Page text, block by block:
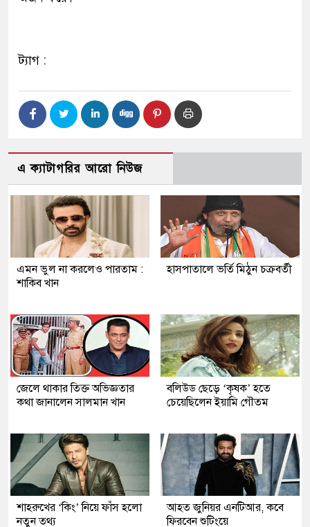
ট্যাগ :
এ ক্যাটাগরির আরো নিউজ
এমন ভুল না করলেও পারতাম :
শাকিব খান
হাসপাতালে ভর্তি মিঠুন চক্রবর্তী
জেলে থাকার তিক্ত অভিজ্ঞতার
কথা জানালেন সালমান খান
বলিউড ছেড়ে ‘কৃষক’ হতে
চেয়েছিলেন ইয়ামি গৌতম
শাহরুখের ‘কিং’ নিয়ে ফাঁস হলো
নতুন তথ্য
আহত জুনিয়র এনটিআর, কবে
ফিরবেন শুটিংয়ে